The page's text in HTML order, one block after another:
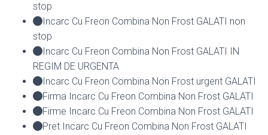
stop
Incarc Cu Freon Combina Non Frost GALATI non
stop
Incarc Cu Freon Combina Non Frost GALATI IN
REGIM DE URGENTA
Incarc Cu Freon Combina Non Frost urgent GALATI
Firma Incarc Cu Freon Combina Non Frost GALATI
Firme Incarc Cu Freon Combina Non Frost GALATI
Pret Incarc Cu Freon Combina Non Frost GALATI